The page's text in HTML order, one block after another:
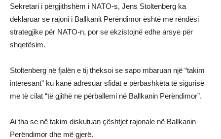
Sekretari i përgjithshëm i NATO-s, Jens Stoltenberg ka
deklaruar se rajoni i Ballkanit Perëndimor është me rëndësi
strategjike për NATO-n, por se ekzistojnë edhe arsye për
shqetësim.
Stoltenberg në fjalën e tij theksoi se sapo mbaruan një “takim
interesant” ku kanë adresuar sfidat e përbashkëta të sigurisë
me të cilat “të gjithë ne përballemi në Ballkanin Perëndimor”.
Ai tha se në takim diskutuan çështjet rajonale në Ballkanin
Perëndimor dhe më gjerë.